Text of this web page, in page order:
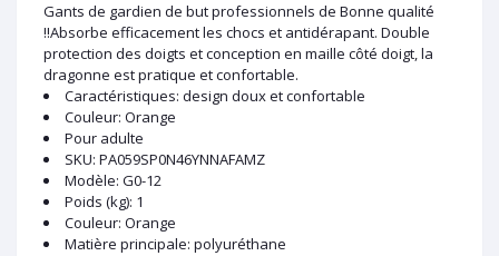
Gants de gardien de but professionnels de Bonne qualité
!!Absorbe efficacement les chocs et antidérapant. Double
protection des doigts et conception en maille côté doigt, la
dragonne est pratique et confortable.
Caractéristiques: design doux et confortable
Couleur: Orange
Pour adulte
SKU: PA059SP0N46YNNAFAMZ
Modèle: G0-12
Poids (kg): 1
Couleur: Orange
Matière principale: polyuréthane